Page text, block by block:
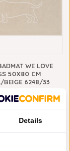
WE LOVE
50X80 CM
BEIGE 6248/33
€28,95
Details